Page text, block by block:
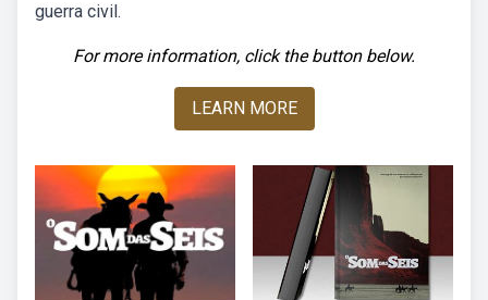
guerra civil.
For more information, click the button below.
LEARN MORE